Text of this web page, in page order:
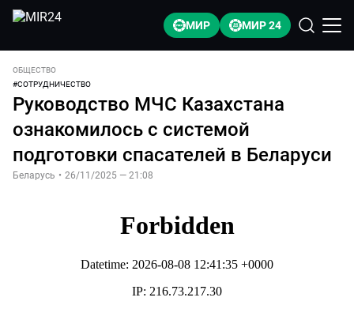
МИР МИР 24
ОБЩЕСТВО
#СОТРУДНИЧЕСТВО
Руководство МЧС Казахстана
ознакомилось с системой
подготовки спасателей в Беларуси
Беларусь • 26/11/2025 — 21:08